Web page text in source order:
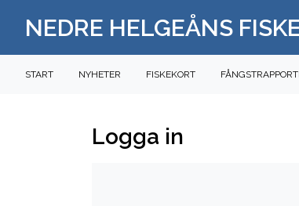
NEDRE HELGEÅNS
START NYHETER FISKEKORT
Logga in